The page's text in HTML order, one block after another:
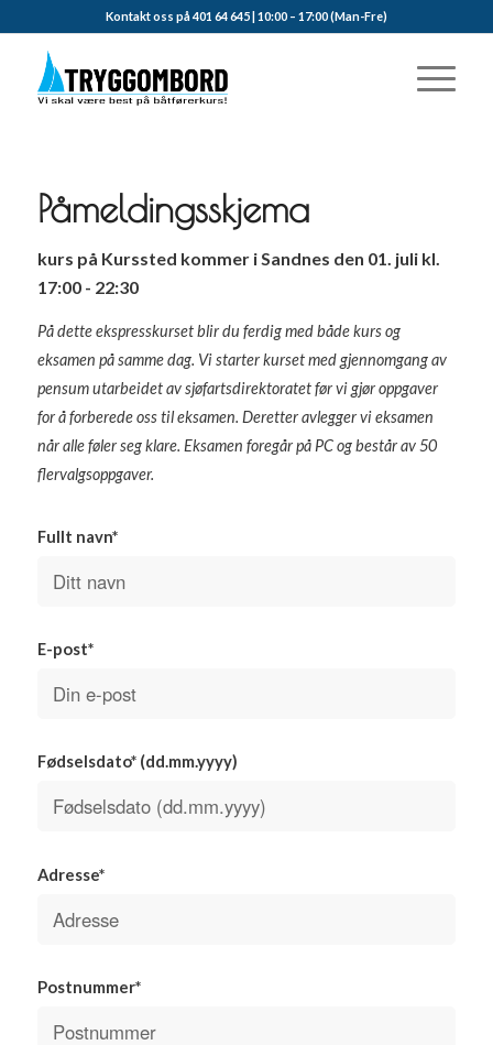
Kontakt oss på 401 64 645 | 10:00 – 17:00 (Man-Fre)
Påmeldingsskjema
kurs på Kurssted kommer i Sandnes den 01. juli kl.
17:00 - 22:30
På dette ekspresskurset blir du ferdig med både kurs og
eksamen på samme dag. Vi starter kurset med gjennomgang av
pensum utarbeidet av sjøfartsdirektoratet før vi gjør oppgaver
for å forberede oss til eksamen. Deretter avlegger vi eksamen
når alle føler seg klare. Eksamen foregår på PC og består av 50
flervalgsoppgaver.
Fullt navn*
E-post*
Fødselsdato* (dd.mm.yyyy)
Adresse*
Postnummer*